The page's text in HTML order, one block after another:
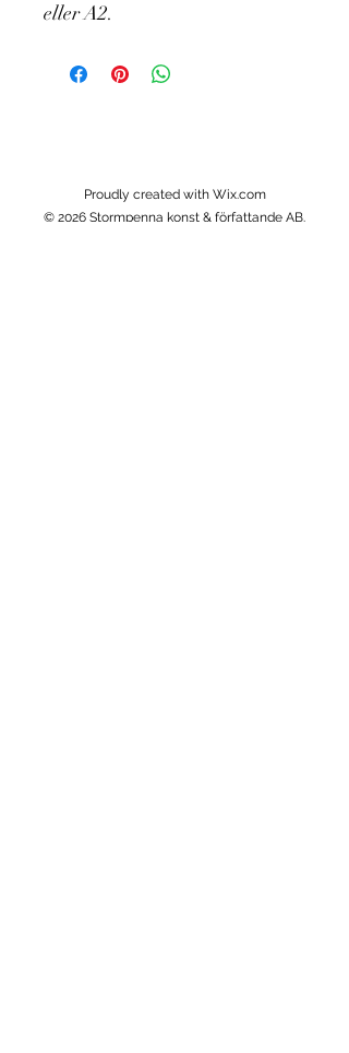
eller A2.
Proudly created with Wix.com
© 2026 Stormpenna konst & författande AB.